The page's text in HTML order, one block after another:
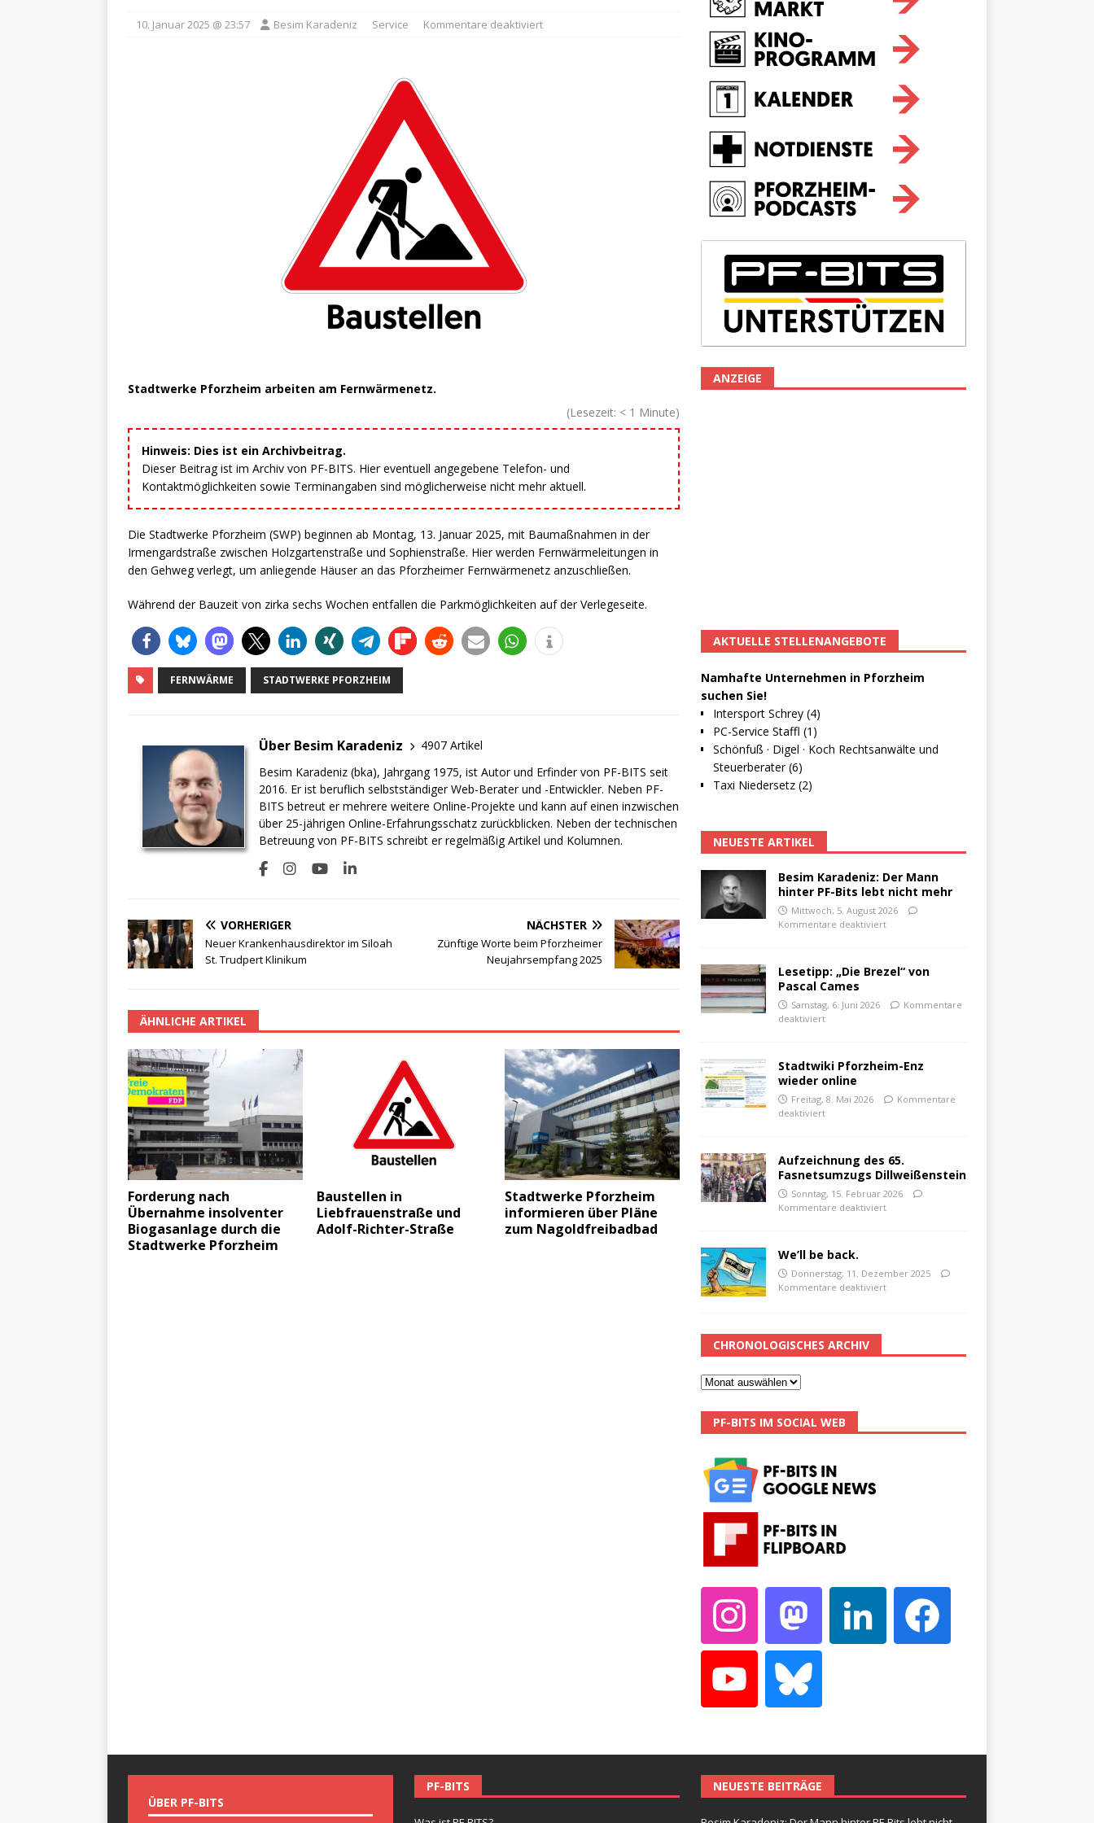
10. Januar 2025 @ 23:57 Besim Karadeniz Service Kommentare deaktiviert
Stadtwerke Pforzheim arbeiten am Fernwärmenetz.
(Lesezeit: < 1 Minute)
Hinweis: Dies ist ein Archivbeitrag.
Dieser Beitrag ist im Archiv von PF-BITS. Hier eventuell angegebene Telefon- und
Kontaktmöglichkeiten sowie Terminangaben sind möglicherweise nicht mehr aktuell.
Die Stadtwerke Pforzheim (SWP) beginnen ab Montag, 13. Januar 2025, mit Baumaßnahmen in der
Irmengardstraße zwischen Holzgartenstraße und Sophienstraße. Hier werden Fernwärmeleitungen in
den Gehweg verlegt, um anliegende Häuser an das Pforzheimer Fernwärmenetz anzuschließen.
Während der Bauzeit von zirka sechs Wochen entfallen die Parkmöglichkeiten auf der Verlegeseite.
FERNWÄRME STADTWERKE PFORZHEIM
Über Besim Karadeniz
4907 Artikel
Besim Karadeniz (bka), Jahrgang 1975, ist Autor und Erfinder von PF-BITS seit
2016. Er ist beruflich selbstständiger Web-Berater und -Entwickler. Neben PF-
BITS betreut er mehrere weitere Online-Projekte und kann auf einen inzwischen
über 25-jährigen Online-Erfahrungsschatz zurückblicken. Neben der technischen
Betreuung von PF-BITS schreibt er regelmäßig Artikel und Kolumnen.
VORHERIGER
Neuer Krankenhausdirektor im Siloah
St. Trudpert Klinikum
NÄCHSTER
Zünftige Worte beim Pforzheimer
Neujahrsempfang 2025
ÄHNLICHE ARTIKEL
Forderung nach
Übernahme insolventer
Biogasanlage durch die
Stadtwerke Pforzheim
Baustellen in
Liebfrauenstraße und
Adolf-Richter-Straße
Stadtwerke Pforzheim
informieren über Pläne
zum Nagoldfreibadbad
ANZEIGE
AKTUELLE STELLENANGEBOTE
Namhafte Unternehmen in Pforzheim
suchen Sie!
Intersport Schrey (4)
PC-Service Staffl (1)
Schönfuß · Digel · Koch Rechtsanwälte und
Steuerberater (6)
Taxi Niedersetz (2)
NEUESTE ARTIKEL
Besim Karadeniz: Der Mann
hinter PF-Bits lebt nicht mehr
Mittwoch, 5. August 2026
Kommentare deaktiviert
Lesetipp: „Die Brezel“ von
Pascal Cames
Samstag, 6. Juni 2026
Kommentare
deaktiviert
Stadtwiki Pforzheim-Enz
wieder online
Freitag, 8. Mai 2026
Kommentare
deaktiviert
Aufzeichnung des 65.
Fasnetsumzugs Dillweißenstein
Sonntag, 15. Februar 2026
Kommentare deaktiviert
We’ll be back.
Donnerstag, 11. Dezember 2025
Kommentare deaktiviert
CHRONOLOGISCHES ARCHIV
PF-BITS IM SOCIAL WEB
ÜBER PF-BITS
PF-BITS NEUESTE BEITRÄGE